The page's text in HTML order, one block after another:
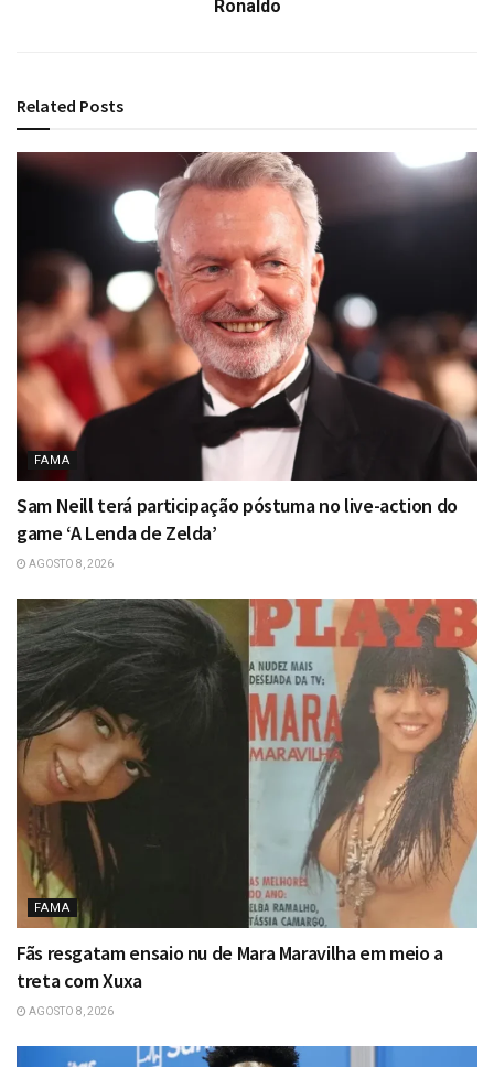
Ronaldo
Related Posts
FAMA
Sam Neill terá participação póstuma no live-action do
game ‘A Lenda de Zelda’
AGOSTO 8, 2026
FAMA
Fãs resgatam ensaio nu de Mara Maravilha em meio a
treta com Xuxa
AGOSTO 8, 2026